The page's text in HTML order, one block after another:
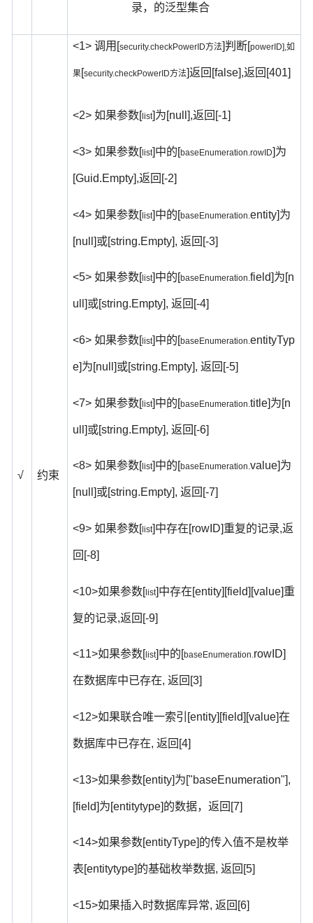
录，的泛型集合
√ 约束
<1> 调用 [security.checkPowerID方法]判断[powerID],如
果[security.checkPowerID方法]返回 [false],返回 [401]
<2> 如果参数[ list]为[null],返回[-1]
<3> 如果参数[list]中的[baseEnumeration.rowID]为
[Guid.Empty],返回[-2]
<4> 如果参数[list]中的[baseEnumeration. entity]为
[null]或[string.Empty], 返回[-3]
<5> 如果参数[ list]中的[baseEnumeration.field]为[n
ull]或[string.Empty], 返回[-4]
<6> 如果参数[ list]中的[baseEnumeration.entityTyp
e]为[null]或[string.Empty], 返回[-5]
<7> 如果参数[list]中的[baseEnumeration. title]为[n
ull]或[string.Empty], 返回[-6]
<8> 如果参数[ list]中的[baseEnumeration.value]为
[null]或[string.Empty], 返回[-7]
<9> 如果参数[ list]中存在[rowID]重复的记录,返
回[-8]
<10>如果参数[list]中存在[entity][field][value]重
复的记录,返回[-9]
<11>如果参数[ list]中的[baseEnumeration.rowID]
在数据库中已存在, 返回 [3]
<12>如果联合唯一索引 [entity][field][value]在
数据库中已存在, 返回[4]
<13>如果参数[entity]为["baseEnumeration"],
[field]为[entitytype]的数据，返回[7]
<14>如果参数[entityType]的传入值不是枚举
表[entitytype]的基础枚举数据, 返回 [5]
<15>如果插入时数据库异常, 返回[6]